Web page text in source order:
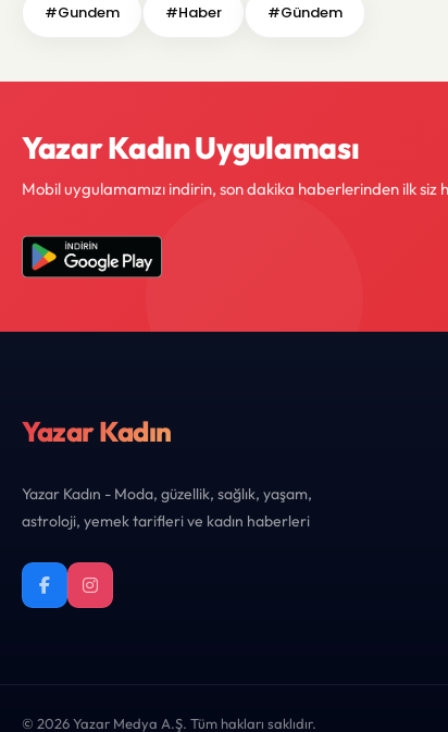
#Gundem #Haber #Gündem
Yazar Kadın Uygulaması
Mobil uygulamamızı indirin, son dakika haberlerinden ilk siz
Yazar Kadın
Yazar Kadın - Moda, güzellik, sağlık, yaşam,
astroloji, yemek tarifleri ve kadın haberleri
© 2026 Yazar Medya A.Ş. Tüm hakları saklıdır.